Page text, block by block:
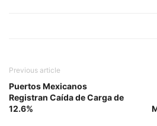
Previous article
Puertos Mexicanos
Registran Caída de Carga de
12.6%